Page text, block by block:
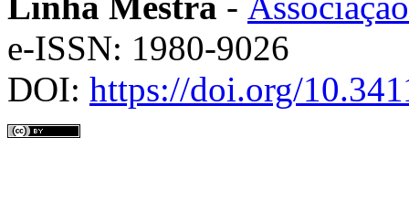
e-ISSN: 1980-9026
DOI: https://doi.org/